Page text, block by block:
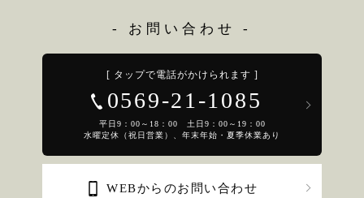
- お問い合わせ -
[ タップで電話がかけられます ]
0569-21-1085
平日9：00～18：00 土日9：00～19：00
水曜定休（祝日営業）、年末年始・夏季休業あり
WEBからのお問い合わせ